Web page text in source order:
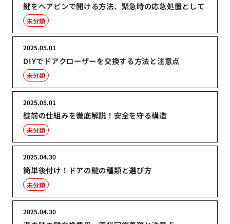
鍵をヘアピンで開ける方法、緊急時の応急処置として
未分類
DIYでドアクローザーを交換する方法と注意点
2025.05.01
未分類
錠前の仕組みを徹底解説！安全を守る構造
2025.05.01
未分類
簡単後付け！ドアの鍵の種類と選び方
2025.04.30
未分類
2025.04.30